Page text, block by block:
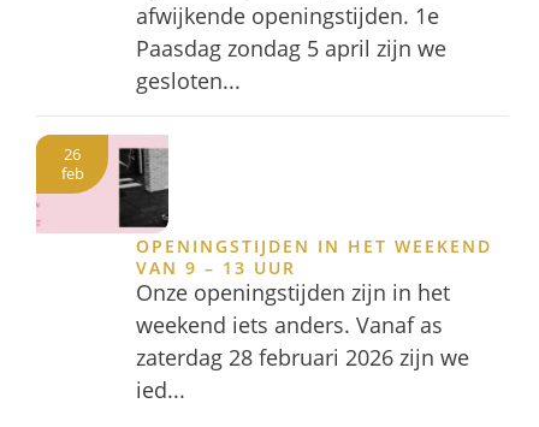
afwijkende openingstijden. 1e
Paasdag zondag 5 april zijn we
gesloten...
26
feb
OPENINGSTIJDEN IN HET WEEKEND
VAN 9 – 13 UUR
Onze openingstijden zijn in het
weekend iets anders. Vanaf as
zaterdag 28 februari 2026 zijn we
ied...